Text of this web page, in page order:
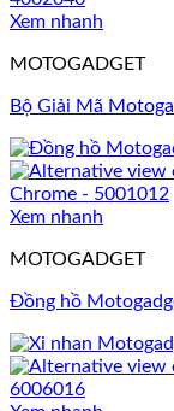
Xem nhanh
MOTOGADGET
Bộ Giải Mã
Xem nhanh
MOTOGADGET
Đồng hồ